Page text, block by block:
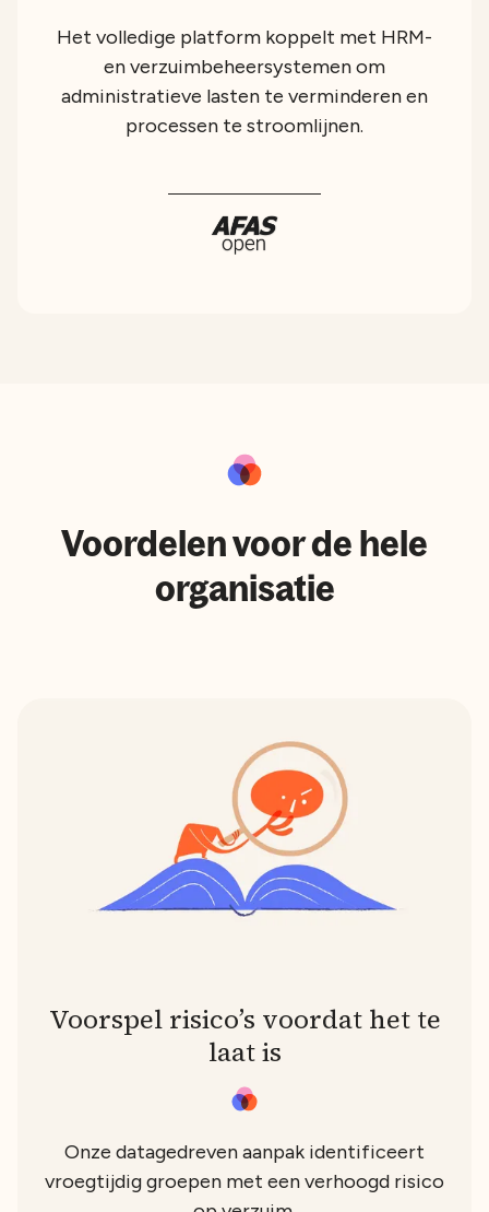
Het volledige platform koppelt met HRM-
en verzuimbeheersystemen om
administratieve lasten te verminderen en
processen te stroomlijnen.
Voordelen voor de hele
organisatie
Voorspel risico’s voordat het te
laat is
Onze datagedreven aanpak identificeert
vroegtijdig groepen met een verhoogd risico